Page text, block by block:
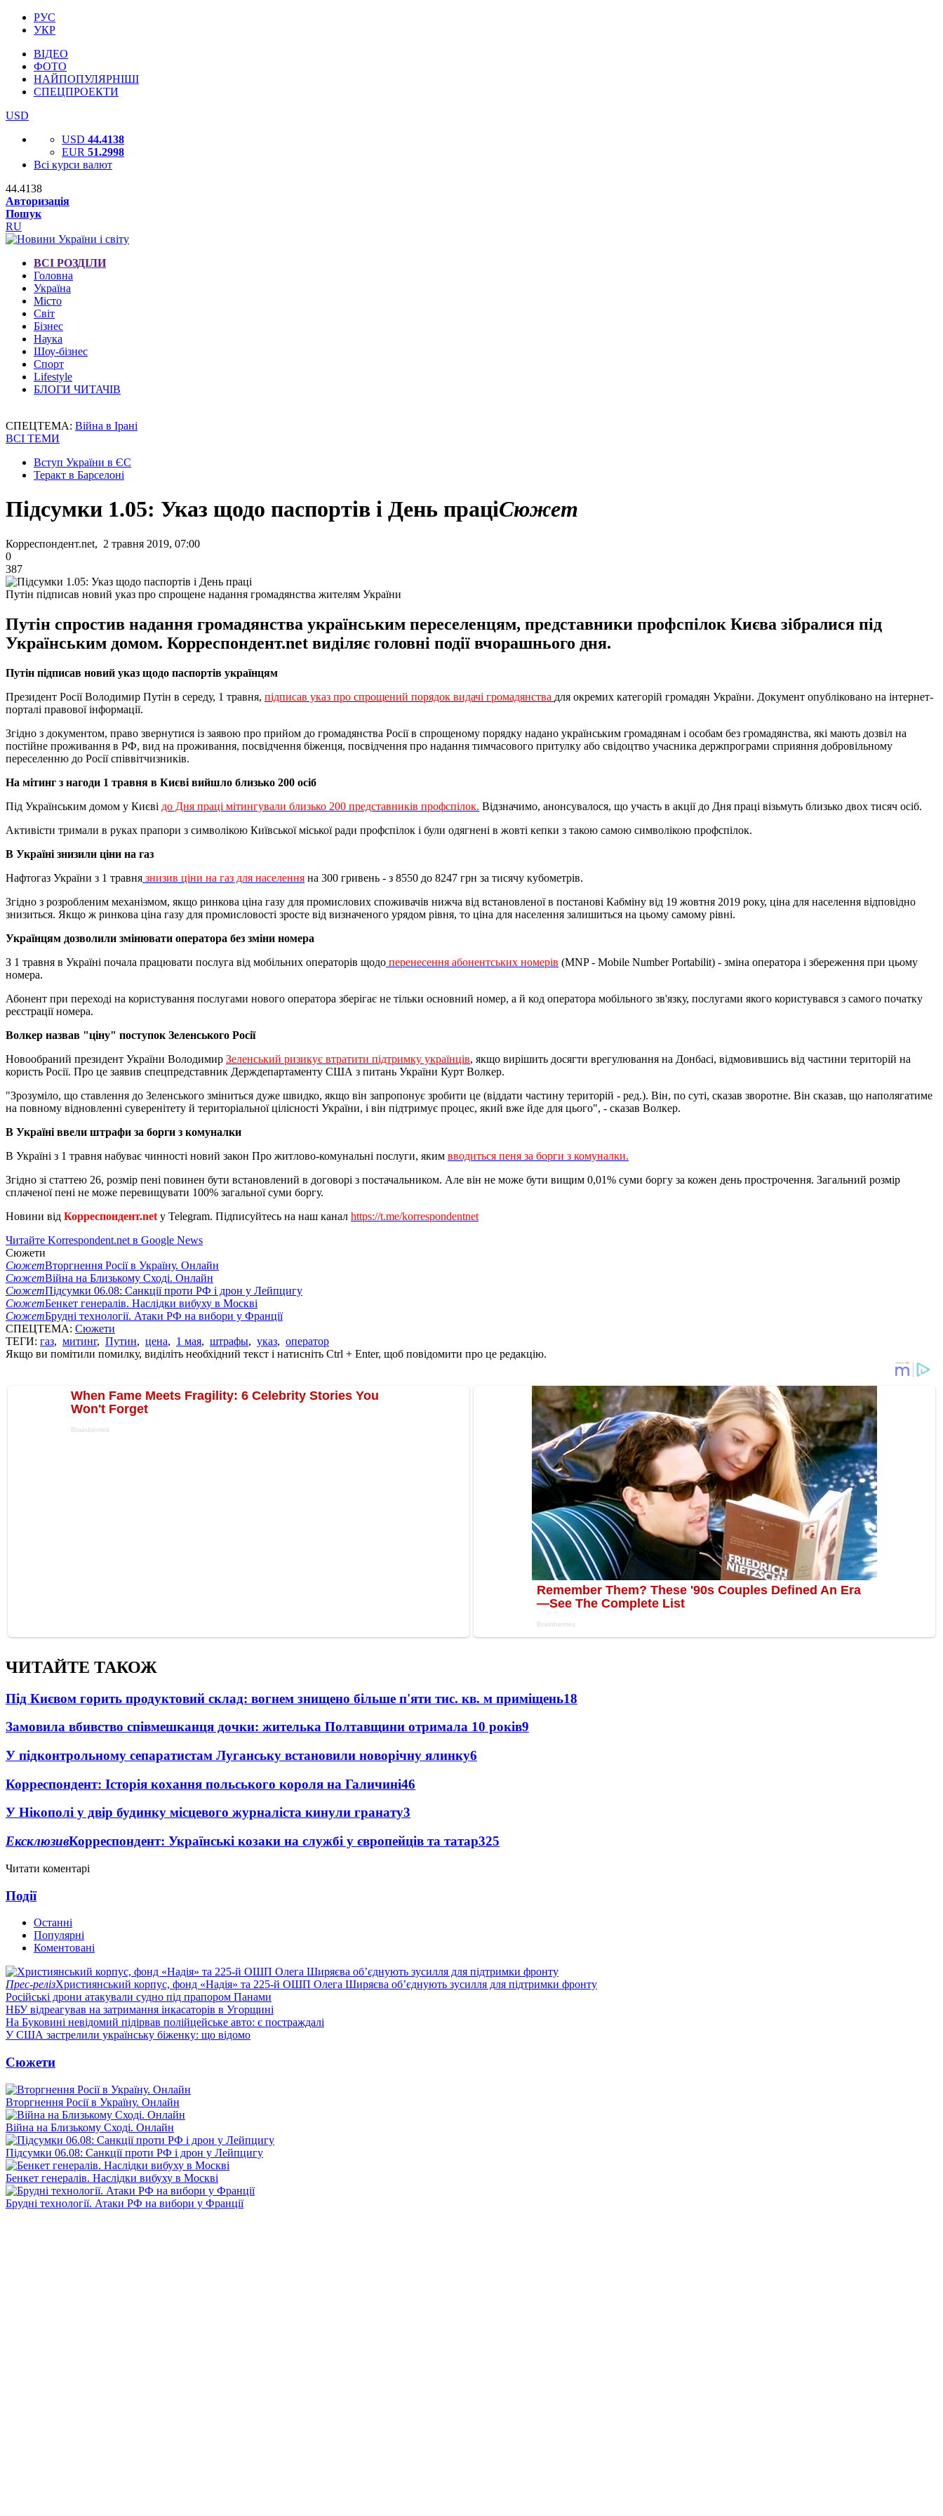
РУС
УКР
ВІДЕО
ФОТО
НАЙПОПУЛЯРНІШІ
СПЕЦПРОЕКТИ
USD
USD 44.4138
EUR 51.2998
Всі курси валют
44.4138
Авторизація
Пошук
RU
ВСІ РОЗДІЛИ
Головна
Україна
Місто
Світ
Бізнес
Наука
Шоу-бізнес
Спорт
Lifestyle
БЛОГИ ЧИТАЧІВ
СПЕЦТЕМА: Війна в Ірані
ВСІ ТЕМИ
Вступ України в ЄС
Теракт в Барселоні
Підсумки 1.05: Указ щодо паспортів і День праціСюжет
Корреспондент.net, 2 травня 2019, 07:00
0
387
Путін підписав новий указ про спрощене надання громадянства жителям України
Путін спростив надання громадянства українським переселенцям, представники профспілок Києва зібралися під
Українським домом. Корреспондент.net виділяє головні події вчорашнього дня.
Путін підписав новий указ щодо паспортів українцям
Президент Росії Володимир Путін в середу, 1 травня, підписав указ про спрощений порядок видачі громадянства для окремих категорій громадян України. Документ опубліковано на інтернет-
порталі правової інформації.
Згідно з документом, право звернутися із заявою про прийом до громадянства Росії в спрощеному порядку надано українським громадянам і особам без громадянства, які мають дозвіл на
постійне проживання в РФ, вид на проживання, посвідчення біженця, посвідчення про надання тимчасового притулку або свідоцтво учасника держпрограми сприяння добровільному
переселенню до Росії співвітчизників.
На мітинг з нагоди 1 травня в Києві вийшло близько 200 осіб
Під Українським домом у Києві до Дня праці мітингували близько 200 представників профспілок. Відзначимо, анонсувалося, що участь в акції до Дня праці візьмуть близько двох тисяч осіб.
Активісти тримали в руках прапори з символікою Київської міської ради профспілок і були одягнені в жовті кепки з такою самою символікою профспілок.
В Україні знизили ціни на газ
Нафтогаз України з 1 травня знизив ціни на газ для населення на 300 гривень - з 8550 до 8247 грн за тисячу кубометрів.
Згідно з розробленим механізмом, якщо ринкова ціна газу для промислових споживачів нижча від встановленої в постанові Кабміну від 19 жовтня 2019 року, ціна для населення відповідно
знизиться. Якщо ж ринкова ціна газу для промисловості зросте від визначеного урядом рівня, то ціна для населення залишиться на цьому самому рівні.
Українцям дозволили змінювати оператора без зміни номера
З 1 травня в Україні почала працювати послуга від мобільних операторів щодо перенесення абонентських номерів (MNP - Mobile Number Portabilit) - зміна оператора і збереження при цьому
номера.
Абонент при переході на користування послугами нового оператора зберігає не тільки основний номер, а й код оператора мобільного зв'язку, послугами якого користувався з самого початку
реєстрації номера.
Волкер назвав "ціну" поступок Зеленського Росії
Новообраний президент України Володимир Зеленський ризикує втратити підтримку українців, якщо вирішить досягти врегулювання на Донбасі, відмовившись від частини територій на
користь Росії. Про це заявив спецпредставник Держдепартаменту США з питань України Курт Волкер.
"Зрозуміло, що ставлення до Зеленського зміниться дуже швидко, якщо він запропонує зробити це (віддати частину територій - ред.). Він, по суті, сказав зворотне. Він сказав, що наполягатиме
на повному відновленні суверенітету й територіальної цілісності України, і він підтримує процес, який вже йде для цього", - сказав Волкер.
В Україні ввели штрафи за борги з комуналки
В Україні з 1 травня набуває чинності новий закон Про житлово-комунальні послуги, яким вводиться пеня за борги з комуналки.
Згідно зі статтею 26, розмір пені повинен бути встановлений в договорі з постачальником. Але він не може бути вищим 0,01% суми боргу за кожен день прострочення. Загальний розмір
сплаченої пені не може перевищувати 100% загальної суми боргу.
Новини від Корреспондент.net у Telegram. Підписуйтесь на наш канал https://t.me/korrespondentnet
Читайте Korrespondent.net в Google News
Сюжети
СюжетВторгнення Росії в Україну. Онлайн
СюжетВійна на Близькому Сході. Онлайн
СюжетПідсумки 06.08: Санкції проти РФ і дрон у Лейпцигу
СюжетБенкет генералів. Наслідки вибуху в Москві
СюжетБрудні технології. Атаки РФ на вибори у Франції
СПЕЦТЕМА: Сюжети
ТЕГИ: газ, митинг, Путин, цена, 1 мая, штрафы, указ, оператор
Якщо ви помітили помилку, виділіть необхідний текст і натисніть Ctrl + Enter, щоб повідомити про це редакцію.
ЧИТАЙТЕ ТАКОЖ
Під Києвом горить продуктовий склад: вогнем знищено більше п'яти тис. кв. м приміщень18
Замовила вбивство співмешканця дочки: жителька Полтавщини отримала 10 років9
У підконтрольному сепаратистам Луганську встановили новорічну ялинку6
Корреспондент: Історія кохання польського короля на Галичині46
У Нікополі у двір будинку місцевого журналіста кинули гранату3
ЕксклюзивКорреспондент: Українські козаки на службі у європейців та татар325
Читати коментарі
Події
Останні
Популярні
Коментовані
Прес-релізХристиянський корпус, фонд «Надія» та 225-й ОШП Олега Ширяєва об’єднують зусилля для підтримки фронту
Російські дрони атакували судно під прапором Панами
НБУ відреагував на затримання інкасаторів в Угорщині
На Буковині невідомий підірвав полійцейське авто: є постраждалі
У США застрелили українську біженку: що відомо
Сюжети
Вторгнення Росії в Україну. Онлайн
Війна на Близькому Сході. Онлайн
Підсумки 06.08: Санкції проти РФ і дрон у Лейпцигу
Бенкет генералів. Наслідки вибуху в Москві
Брудні технології. Атаки РФ на вибори у Франції